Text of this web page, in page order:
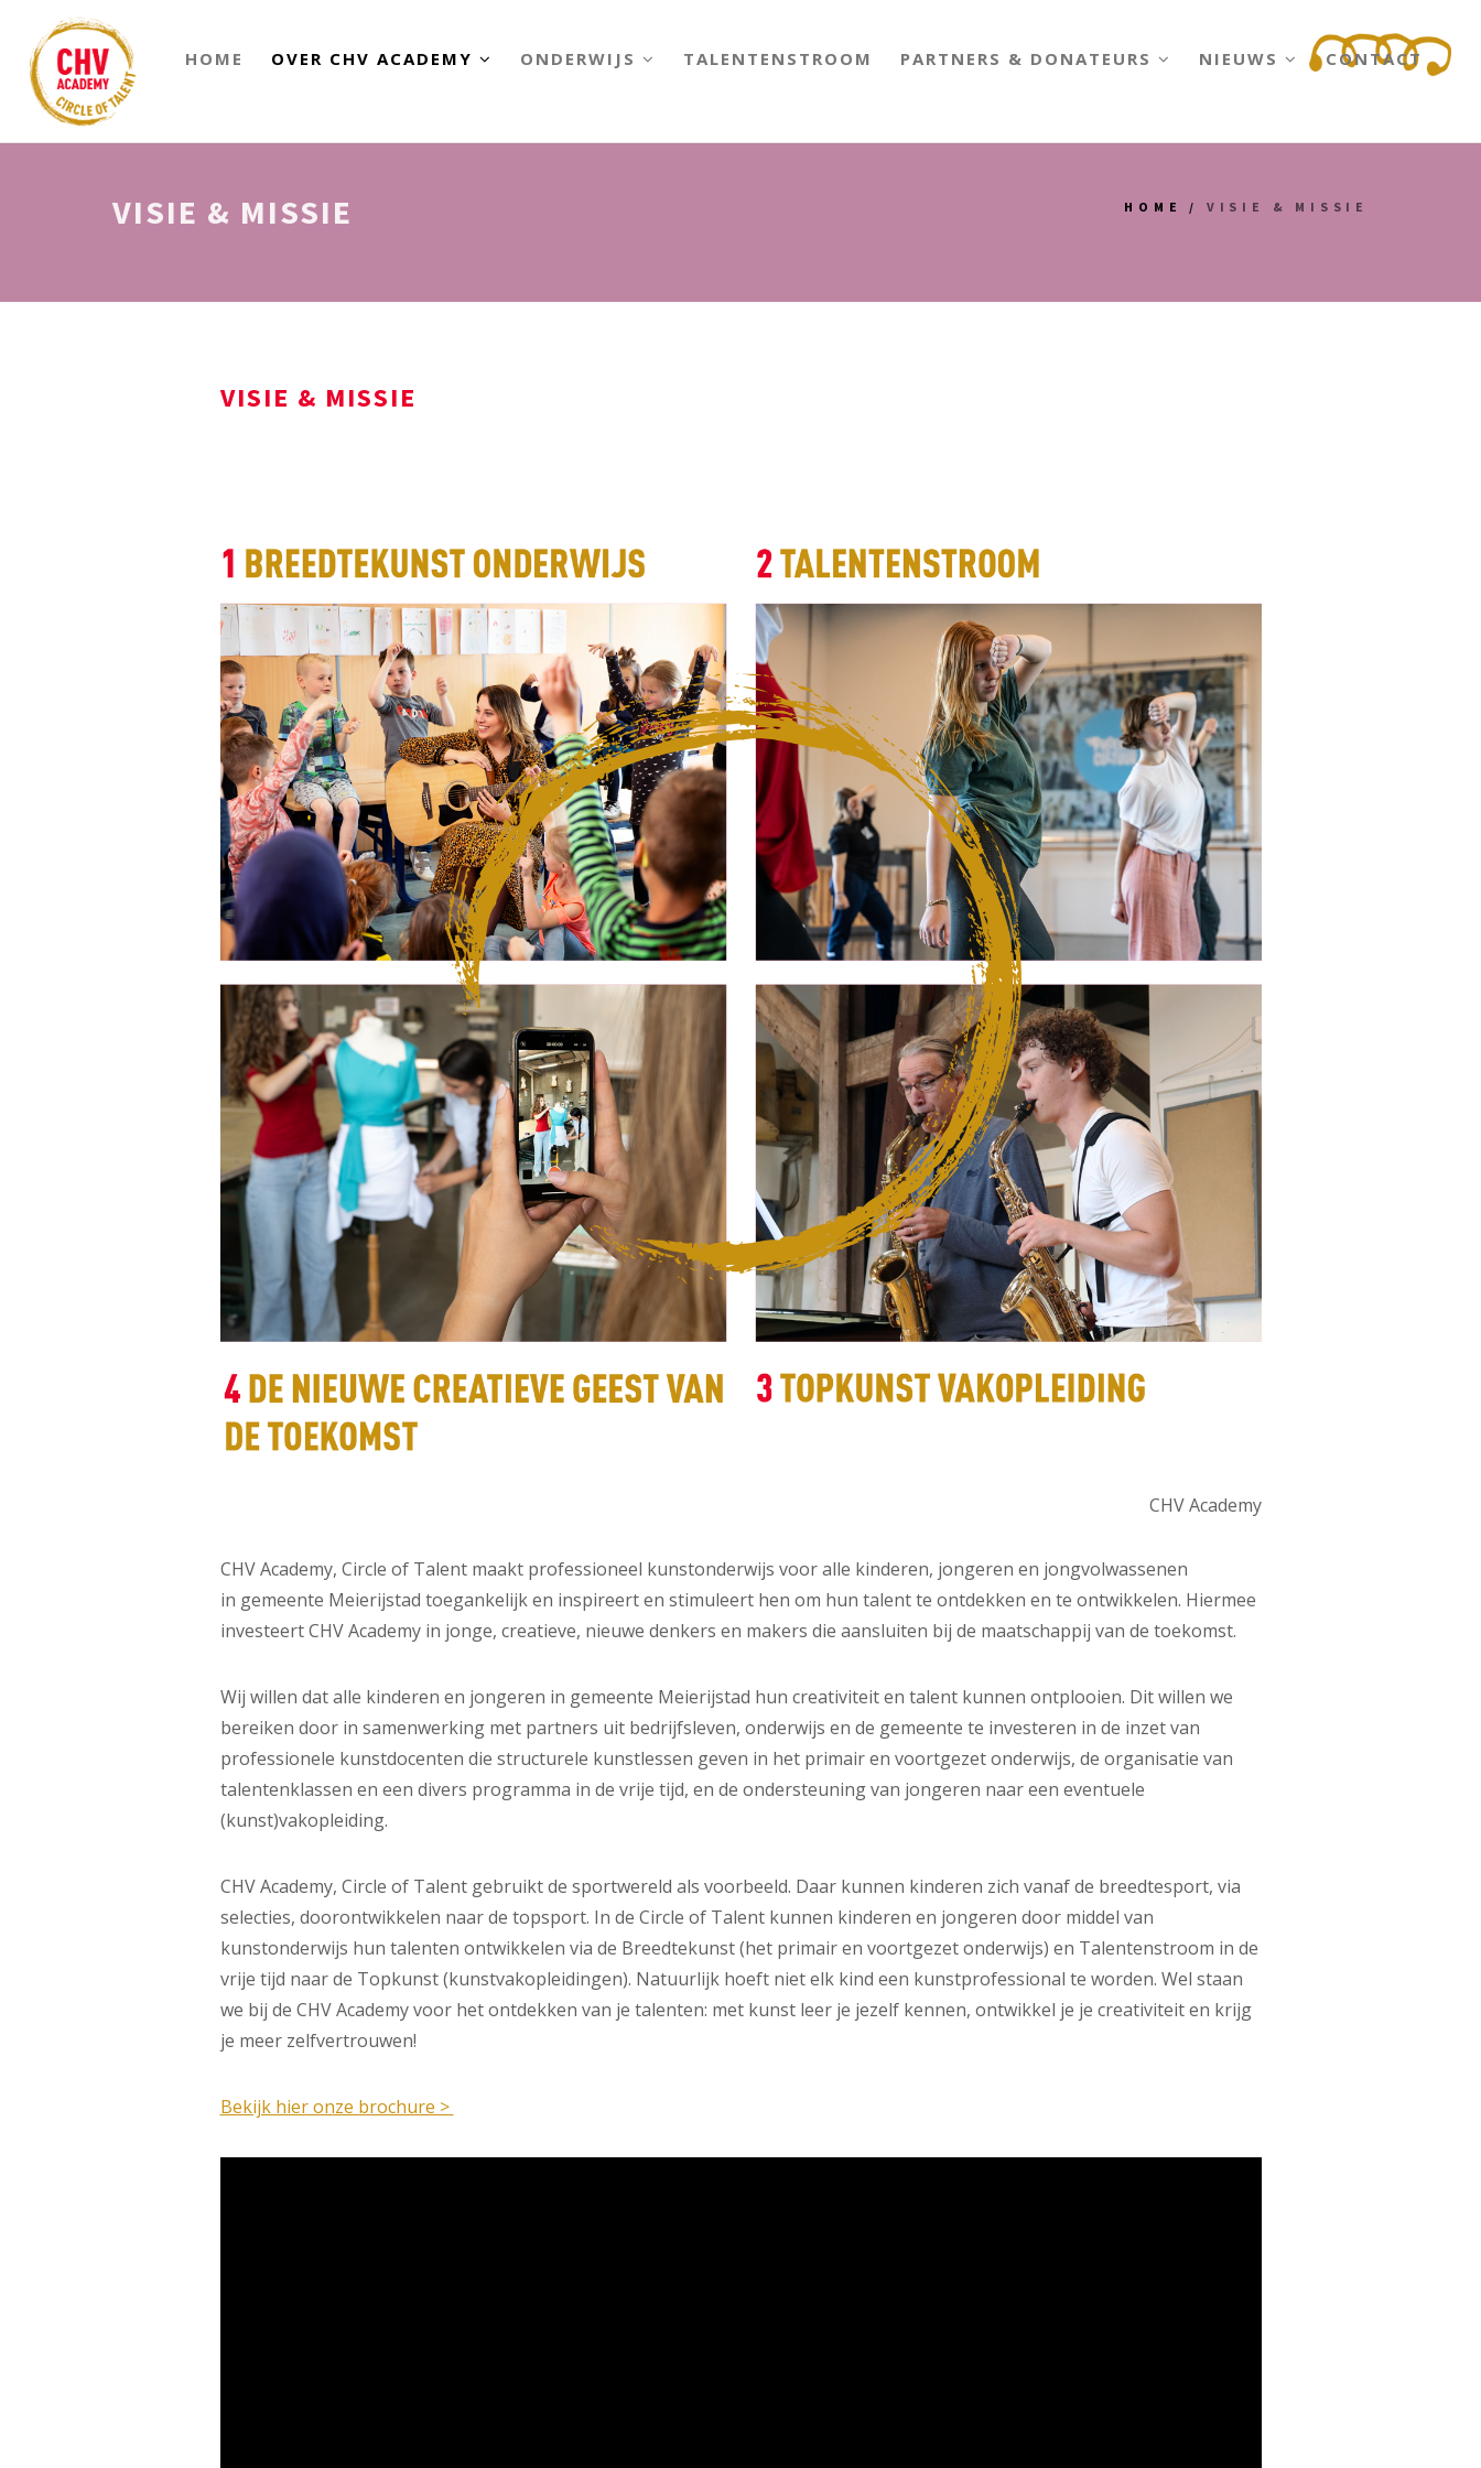
HOME OVER CHV ACADEMY ONDERWIJS TALENTENSTROOM PARTNERS & DONATEURS NIEUWS CONTACT
VISIE & MISSIE HOME / VISIE & MISSIE
VISIE & MISSIE
CHV Academy
CHV Academy, Circle of Talent maakt professioneel kunstonderwijs voor alle kinderen, jongeren en jongvolwassenen
in gemeente Meierijstad toegankelijk en inspireert en stimuleert hen om hun talent te ontdekken en te ontwikkelen. Hiermee
investeert CHV Academy in jonge, creatieve, nieuwe denkers en makers die aansluiten bij de maatschappij van de toekomst.
Wij willen dat alle kinderen en jongeren in gemeente Meierijstad hun creativiteit en talent kunnen ontplooien. Dit willen we
bereiken door in samenwerking met partners uit bedrijfsleven, onderwijs en de gemeente te investeren in de inzet van
professionele kunstdocenten die structurele kunstlessen geven in het primair en voortgezet onderwijs, de organisatie van
talentenklassen en een divers programma in de vrije tijd, en de ondersteuning van jongeren naar een eventuele
(kunst)vakopleiding.
CHV Academy, Circle of Talent gebruikt de sportwereld als voorbeeld. Daar kunnen kinderen zich vanaf de breedtesport, via
selecties, doorontwikkelen naar de topsport. In de Circle of Talent kunnen kinderen en jongeren door middel van
kunstonderwijs hun talenten ontwikkelen via de Breedtekunst (het primair en voortgezet onderwijs) en Talentenstroom in de
vrije tijd naar de Topkunst (kunstvakopleidingen). Natuurlijk hoeft niet elk kind een kunstprofessional te worden. Wel staan
we bij de CHV Academy voor het ontdekken van je talenten: met kunst leer je jezelf kennen, ontwikkel je je creativiteit en krijg
je meer zelfvertrouwen!
Bekijk hier onze brochure >